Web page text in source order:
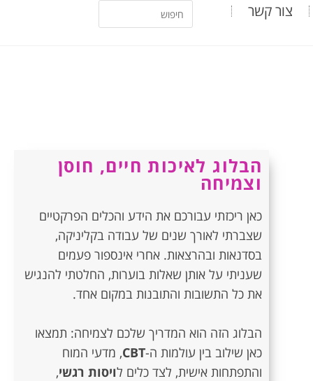
צור קשר
הבלוג לאיכות חיים, חוסן
וצמיחה
כאן ריכזתי עבורכם את הידע והכלים הפרקטיים
שצברתי לאורך שנים של עבודה בקליניקה,
בסדנאות ובהרצאות. אחרי אינספור פעמים
שעניתי על אותן שאלות בוערות, החלטתי להנגיש
את כל התשובות והתובנות במקום אחד.
הבלוג הזה הוא המדריך שלכם לצמיחה: תמצאו
כאן שילוב בין עולמות ה-CBT, מדעי המוח
והתפתחות אישית, לצד כלים לויסות רגשי,